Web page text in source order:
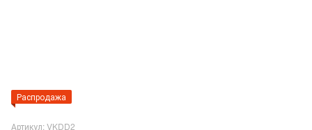
Распродажа
Артикул: VKDD2